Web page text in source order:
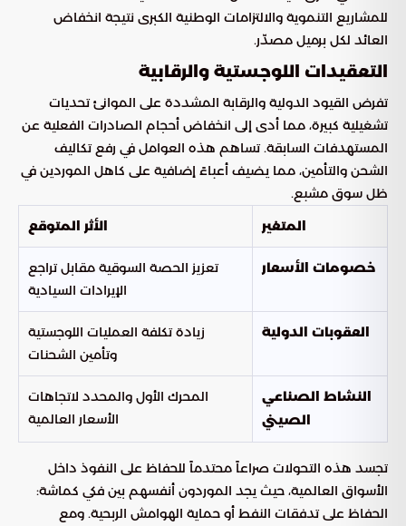
للمشاريع التنموية والالتزامات الوطنية الكبرى نتيجة انخفاض
العائد لكل برميل مصدّر.
التعقيدات اللوجستية والرقابية
تفرض القيود الدولية والرقابة المشددة على الموانئ تحديات
تشغيلية كبيرة، مما أدى إلى انخفاض أحجام الصادرات الفعلية عن
المستهدفات السابقة. تساهم هذه العوامل في رفع تكاليف
الشحن والتأمين، مما يضيف أعباءً إضافية على كاهل الموردين في
ظل سوق مشبع.
المتغير
الأثر المتوقع
خصومات الأسعار
تعزيز الحصة السوقية مقابل تراجع
الإيرادات السيادية
العقوبات الدولية
زيادة تكلفة العمليات اللوجستية
وتأمين الشحنات
النشاط الصناعي
الصيني
المحرك الأول والمحدد لاتجاهات
الأسعار العالمية
تجسد هذه التحولات صراعاً محتدماً للحفاظ على النفوذ داخل
الأسواق العالمية، حيث يجد الموردون أنفسهم بين فكي كماشة:
الحفاظ على تدفقات النفط أو حماية الهوامش الربحية. ومع